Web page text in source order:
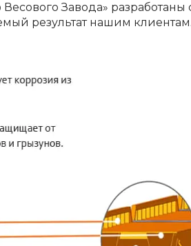
Завода»
результат нашим клиентам.